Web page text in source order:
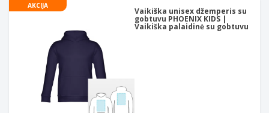
AKCIJA
Vaikiška unisex džemperis su
gobtuvu PHOENIX KIDS |
Vaikiška palaidinė su gobtuvu